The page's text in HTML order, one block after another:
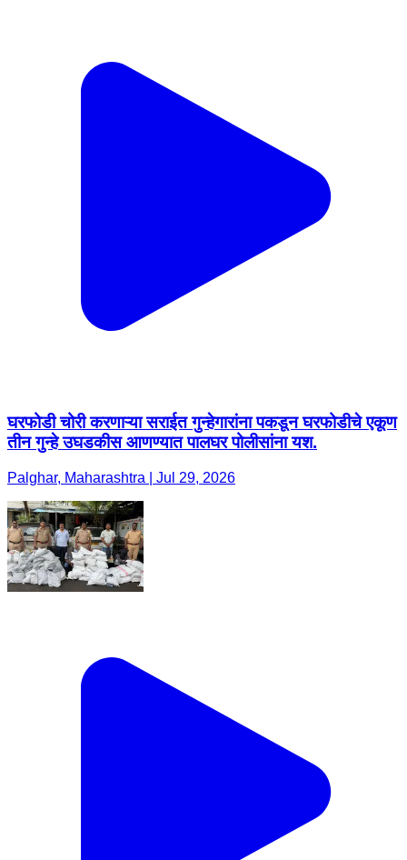
घरफोडी चोरी करणाऱ्या सराईत गुन्हेगारांना पकडून घरफोडीचे एकूण
तीन गुन्हे उघडकीस आणण्यात पालघर पोलीसांना यश.
Palghar, Maharashtra | Jul 29, 2026